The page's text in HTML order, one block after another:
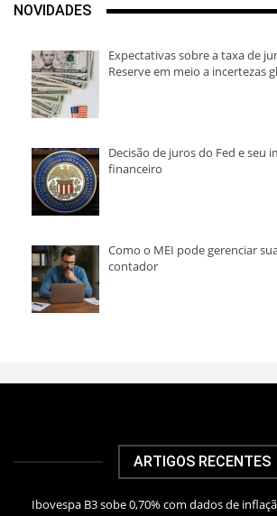
NOVIDADES
Expectativas sobre a taxa de
Reserve em meio a incertezas
Decisão de juros do Fed e seu
financeiro
Como o MEI pode gerenciar
contador
ARTIGOS RECENTES
Ibovespa B3 sobe 0,70% com dados de